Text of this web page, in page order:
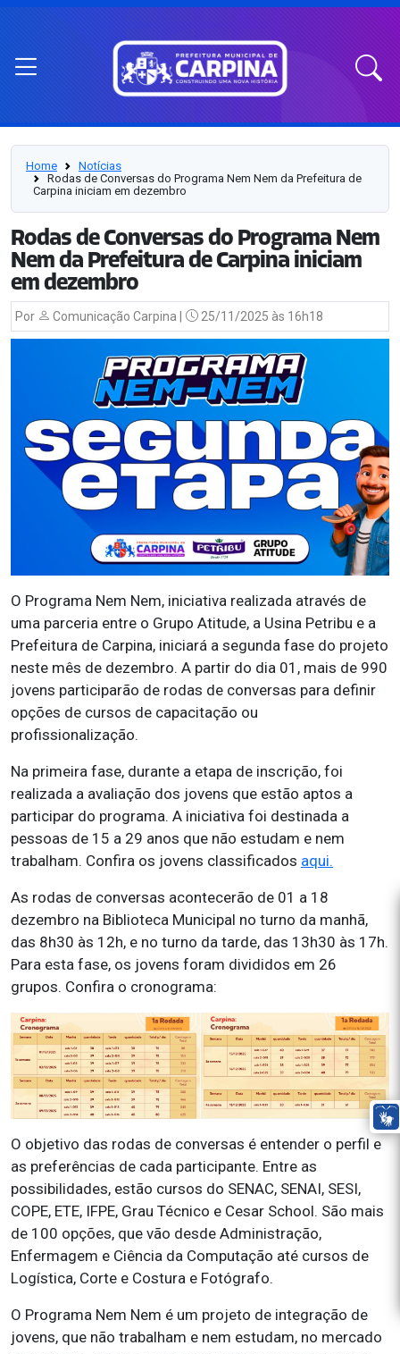
Home
Notícias
Rodas de Conversas do Programa Nem Nem da Prefeitura de
Carpina iniciam em dezembro
Rodas de Conversas do Programa Nem
Nem da Prefeitura de Carpina iniciam
em dezembro
Por Comunicação Carpina | 25/11/2025 às 16h18
O Programa Nem Nem, iniciativa realizada através de
uma parceria entre o Grupo Atitude, a Usina Petribu e a
Prefeitura de Carpina, iniciará a segunda fase do projeto
neste mês de dezembro. A partir do dia 01, mais de 990
jovens participarão de rodas de conversas para definir
opções de cursos de capacitação ou
profissionalização.
Na primeira fase, durante a etapa de inscrição, foi
realizada a avaliação dos jovens que estão aptos a
participar do programa. A iniciativa foi destinada a
pessoas de 15 a 29 anos que não estudam e nem
trabalham. Confira os jovens classificados aqui.
As rodas de conversas acontecerão de 01 a 18
dezembro na Biblioteca Municipal no turno da manhã,
das 8h30 às 12h, e no turno da tarde, das 13h30 às 17h.
Para esta fase, os jovens foram divididos em 26
grupos. Confira o cronograma:
O objetivo das rodas de conversas é entender o perfil e
as preferências de cada participante. Entre as
possibilidades, estão cursos do SENAC, SENAI, SESI,
COPE, ETE, IFPE, Grau Técnico e Cesar School. São mais
de 100 opções, que vão desde Administração,
Enfermagem e Ciência da Computação até cursos de
Logística, Corte e Costura e Fotógrafo.
O Programa Nem Nem é um projeto de integração de
jovens, que não trabalham e nem estudam, no mercado